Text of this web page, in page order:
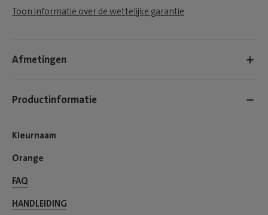
Toon informatie over de wettelijke garantie
Afmetingen
Productinformatie
Kleurnaam
Orange
FAQ
HANDLEIDING